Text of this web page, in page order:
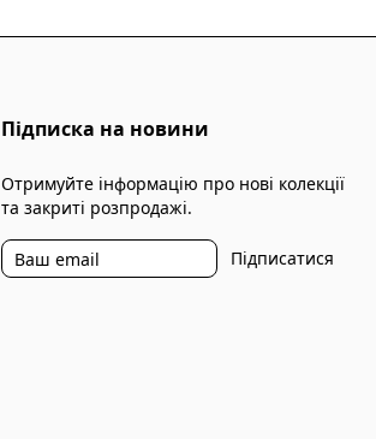
Підписка на новини
Отримуйте інформацію про нові колекції
та закриті розпродажі.
Підписатися